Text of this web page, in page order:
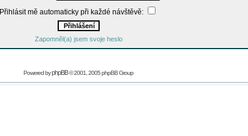
Přihlásit mě automaticky při každé návštěvě:
Zapomněl(a) jsem svoje heslo
Powered byphpBB© 2001, 2005 phpBB Group